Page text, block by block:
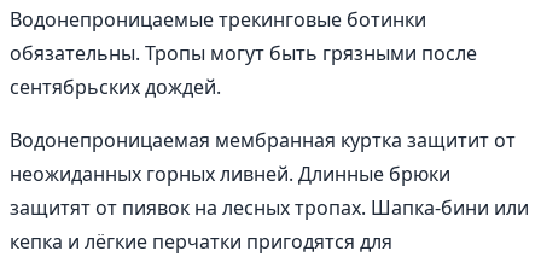
Водонепроницаемые трекинговые ботинки
обязательны. Тропы могут быть грязными после
сентябрьских дождей.
Водонепроницаемая мембранная куртка защитит от
неожиданных горных ливней. Длинные брюки
защитят от пиявок на лесных тропах. Шапка-бини или
кепка и лёгкие перчатки пригодятся для